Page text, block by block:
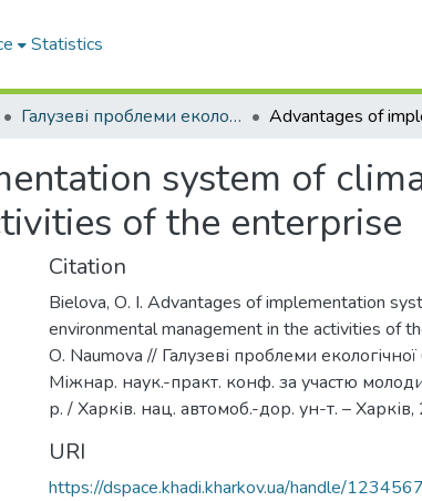
Statistics
Галузеві проблеми екологічної безпеки – 2021
system of
of the enterprise
Citation
Bielova, О. I. Advantages of implementation
environmental management in the activities of
О. Naumova // Галузеві проблеми екологічної
Міжнар. наук.-практ. конф. за участю
р. / Харків. нац. автомоб.-дор. ун-т. –
URI
https://dspace.khadi.kharkov.ua/handle/